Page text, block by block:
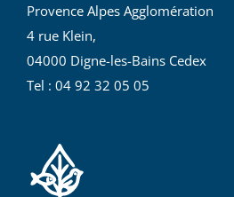
Provence Alpes Agglomération
4 rue Klein,
04000 Digne-les-Bains Cedex
Tel : 04 92 32 05 05